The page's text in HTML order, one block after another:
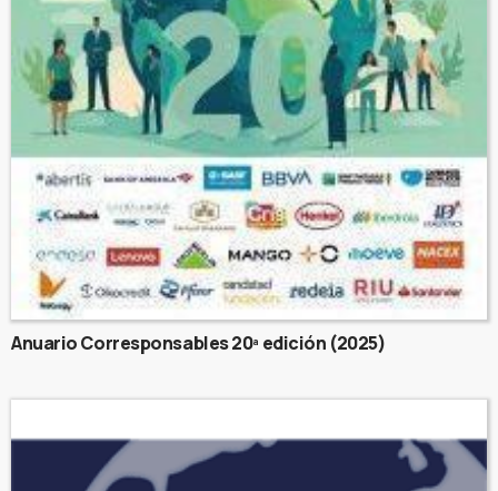
Anuario Corresponsables 20ª edición (2025)